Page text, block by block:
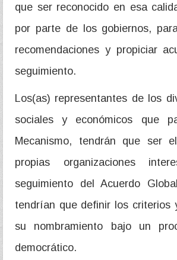
que ser reconocido en esa
por parte de los gobiernos,
recomendaciones y propiciar
seguimiento.
Los(as) representantes de los
sociales y económicos que
Mecanismo, tendrán que ser
propias organizaciones
seguimiento del Acuerdo
tendrían que definir los criterios
su nombramiento bajo un
democrático.